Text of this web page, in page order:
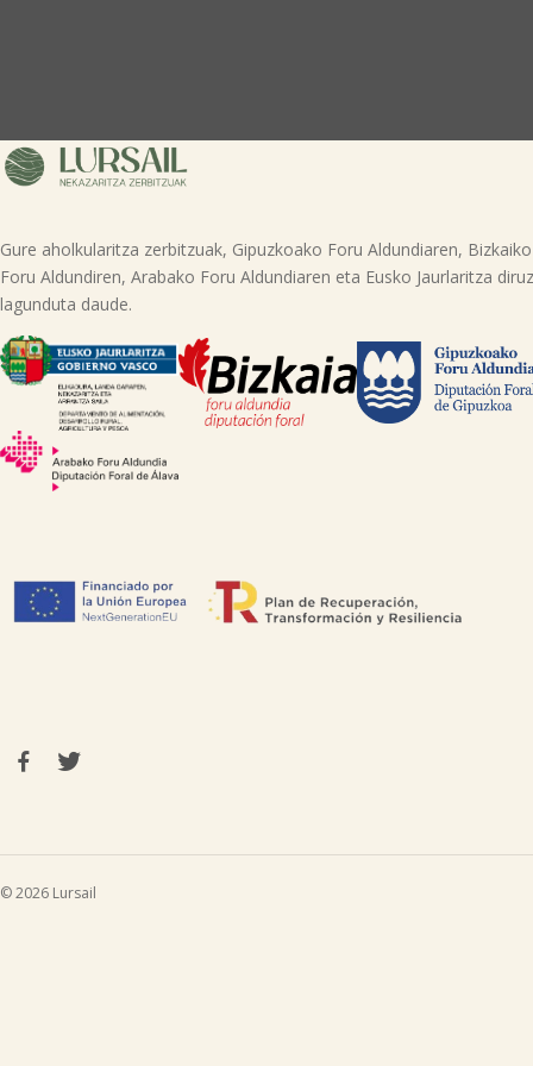
Gure aholkularitza zerbitzuak, Gipuzkoako Foru Aldundiaren, Bizkaiko
Foru Aldundiren, Arabako Foru Aldundiaren eta Eusko Jaurlaritza
lagunduta daude.
© 2026 Lursail